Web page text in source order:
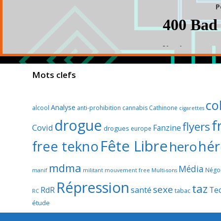
Mots clefs
alcool Analyse anti-prohibition cannabis Cathinone cigarettes
Covid drogue drogues europe Fanzineflyers
free teknoFête Librehero
manif mdma militant mouvement free Multi-sons Média
RC RdR Répression santé sexe tabac taz
étude